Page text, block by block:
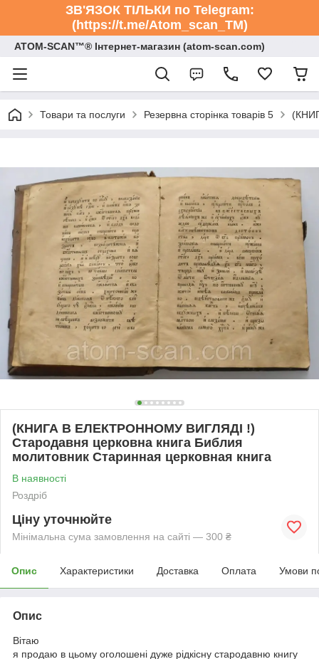
ЗВ'ЯЗОК ТІЛЬКИ по Telegram:
(https://t.me/Atom_scan_TM)
ATOM-SCAN™® Інтернет-магазин (atom-scan.com)
Товари та послуги Резервна сторінка товарів 5
(КНИГА В ЕЛЕКТРОННОМУ ВИГЛЯДІ !)
Стародавня церковна книга Библия
молитовник Старинная церковная книга
В наявності
Роздріб
Ціну уточнюйте
Мінімальна сума замовлення на сайті — 300 ₴
Опис Характеристики Доставка Оплата Умови
Опис
Вітаю
я продаю в цьому оголошені дуже рідкісну стародавню книгу